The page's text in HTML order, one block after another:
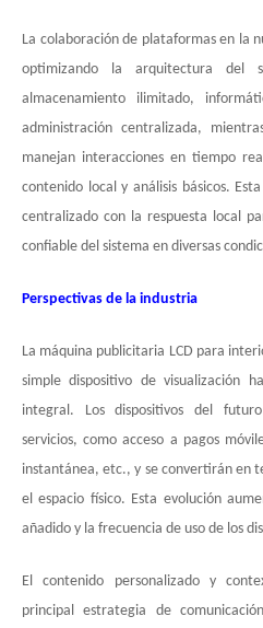
La colaboración de plataformas en la
optimizando la arquitectura del
almacenamiento ilimitado,
administración centralizada,
manejan interacciones en tiempo
contenido local y análisis básicos.
centralizado con la respuesta local
confiable del sistema en diversas
Perspectivas de la industria
La máquina publicitaria LCD para
simple dispositivo de visualización
integral. Los dispositivos del
servicios, como acceso a pagos
instantánea, etc., y se convertirán en
el espacio físico. Esta evolución
añadido y la frecuencia de uso de los
El contenido personalizado y
principal estrategia de